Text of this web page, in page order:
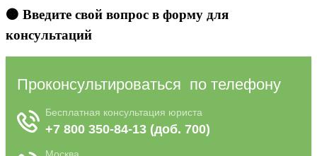
🟠 Введите свой вопрос в форму для
консультаций